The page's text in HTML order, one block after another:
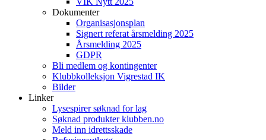
Dokumenter
Organisasjonsplan
Signert referat årsmelding 2025
Årsmelding 2025
GDPR
Bli medlem og kontingenter
Klubbkolleksjon Vigrestad IK
Bilder
Linker
Lysespirer søknad for lag
Søknad produkter klubben.no
Meld inn idrettsskade